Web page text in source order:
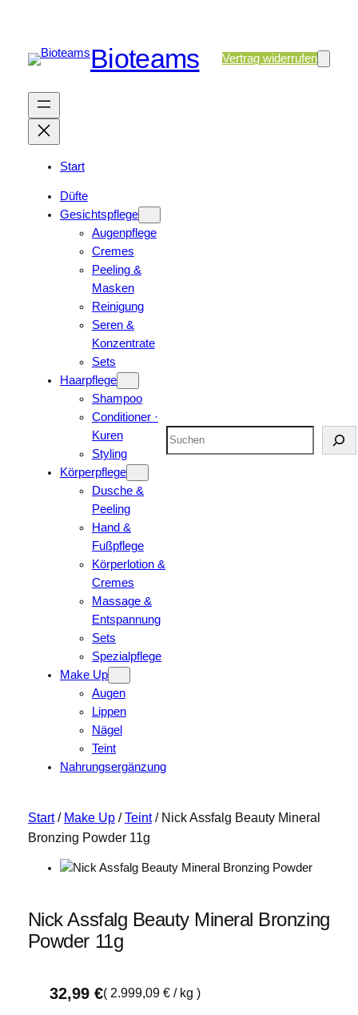
Bioteams Vertrag widerrufen
Start
Düfte
Gesichtspflege
Augenpflege
Cremes
Peeling &
Masken
Reinigung
Seren &
Konzentrate
Sets
Haarpflege
Shampoo
Conditioner ·
Kuren
Styling
Körperpflege
Dusche &
Peeling
Hand &
Fußpflege
Körperlotion &
Cremes
Massage &
Entspannung
Sets
Spezialpflege
Make Up
Augen
Lippen
Nägel
Teint
Nahrungsergänzung
Suchen
Start/ Make Up/Teint/ Nick Assfalg Beauty Mineral
Bronzing Powder 11g
Nick Assfalg Beauty Mineral Bronzing
Powder 11g
32,99 €( 2.999,09 €/ kg )